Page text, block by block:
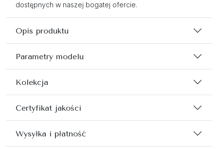
dostępnych w naszej bogatej ofercie.
Opis produktu
Parametry modelu
Kolekcja
Certyfikat jakości
Wysyłka i płatność